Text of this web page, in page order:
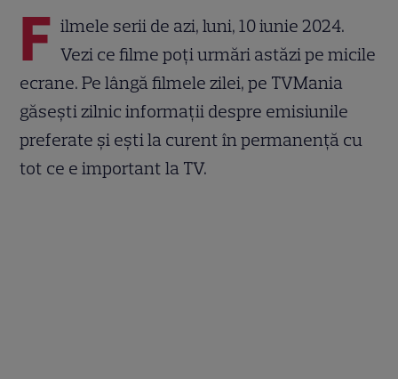
F ilmele serii de azi, luni, 10 iunie 2024.
Vezi ce filme poți urmări astăzi pe micile
ecrane. Pe lângă filmele zilei, pe TVMania
găsești zilnic informații despre emisiunile
preferate și ești la curent în permanență cu
tot ce e important la TV.